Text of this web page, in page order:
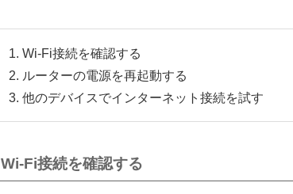
Wi-Fi接続を確認する
ルーターの電源を再起動する
他のデバイスでインターネット接続を試す
Wi-Fi接続を確認する